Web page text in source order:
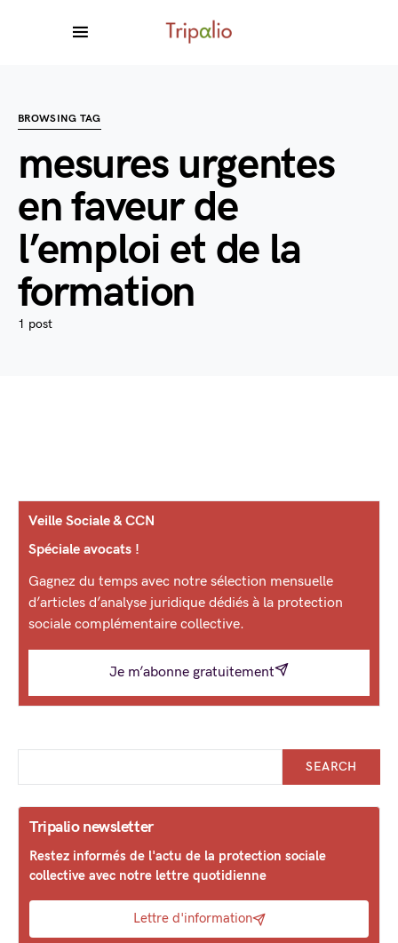
BROWSING TAG
mesures urgentes
en faveur de
l’emploi et de la
formation
1 post
Veille Sociale & CCN
Spéciale avocats !
Gagnez du temps avec notre sélection mensuelle
d’articles d’analyse juridique dédiés à la protection
sociale complémentaire collective.
Je m’abonne gratuitement
SEARCH
Tripalio newsletter
Restez informés de l'actu de la protection sociale
collective avec notre lettre quotidienne
Lettre d'information